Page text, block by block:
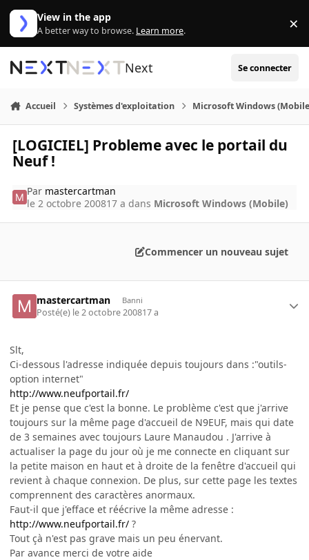
Aller au contenu
View in the app
A better way to browse. Learn more. ×
Next Se connecter
Accueil Systèmes d'exploitation Microsoft Windows
[LOGICIEL] Probleme avec le portail du
Neuf !
Par mastercartman
le 2 octobre 200817 a dans Microsoft Windows (Mobile)
Commencer un nouveau sujet
mastercartman Banni
Posté(e) le 2 octobre 200817 a
Slt,
Ci-dessous l'adresse indiquée depuis toujours dans :"outils-
option internet"
http://www.neufportail.fr/
Et je pense que c'est la bonne. Le problème c'est que j'arrive
toujours sur la même page d'accueil de N9EUF, mais qui date
de 3 semaines avec toujours Laure Manaudou . J'arrive à
actualiser la page du jour où je me connecte en cliquant sur
la petite maison en haut et à droite de la fenêtre d'accueil qui
revient à chaque connexion. De plus, sur cette page les textes
comprennent des caractères anormaux.
Faut-il que j'efface et réécrive la même adresse :
http://www.neufportail.fr/ ?
Tout çà n'est pas grave mais un peu énervant.
Par avance merci de votre aide